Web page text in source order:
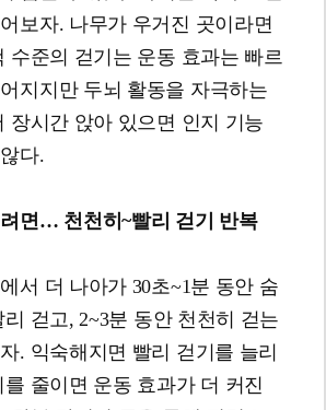
보자. 나무가 우거진 곳이라면
수준의 걷기는 운동 효과는 빠르
지지만 두뇌 활동을 자극하는
장시간 앉아 있으면 인지 기능
다.
면 … 천천히~빨리 걷기 반복
서 더 나아가 30초~1분 동안 숨
걷고, 2~3분 동안 천천히 걷는
. 익숙해지면 빨리 걷기를 늘리
줄이면 운동 효과가 더 커진